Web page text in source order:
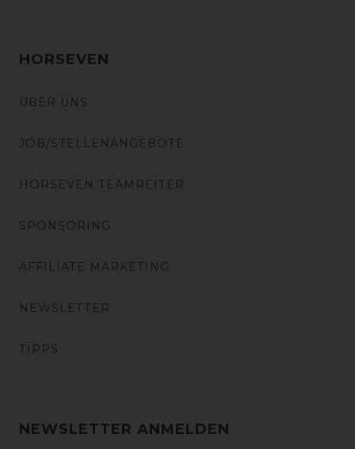
HORSEVEN
ÜBER UNS
JOB/STELLENANGEBOTE
HORSEVEN TEAMREITER
SPONSORING
AFFILIATE MARKETING
NEWSLETTER
TIPPS
NEWSLETTER ANMELDEN